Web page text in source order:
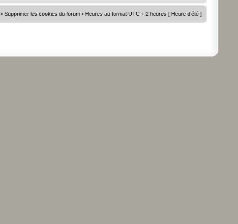
•Supprimer les cookies du forum • Heures au format UTC + 2 heures [ Heure d’été ]